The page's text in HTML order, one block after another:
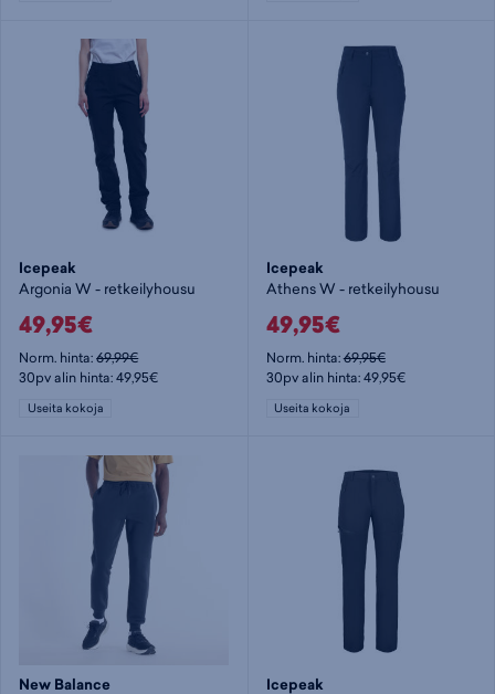
Icepeak
Argonia W - retkeilyhousu
49,95€
Norm. hinta:69,99€
30pv alin hinta: 49,95€
Useita kokoja
Icepeak
Athens W - retkeilyhousu
49,95€
Norm. hinta:69,95€
30pv alin hinta: 49,95€
Useita kokoja
New Balance Icepeak